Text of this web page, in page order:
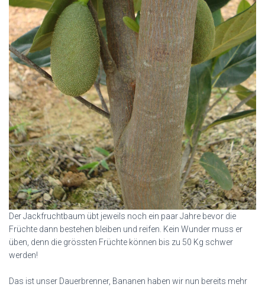
Der Jackfruchtbaum übt jeweils noch ein paar Jahre bevor die
Früchte dann bestehen bleiben und reifen. Kein Wunder muss er
üben, denn die grössten Früchte können bis zu 50 Kg schwer
werden!
Das ist unser Dauerbrenner, Bananen haben wir nun bereits mehr